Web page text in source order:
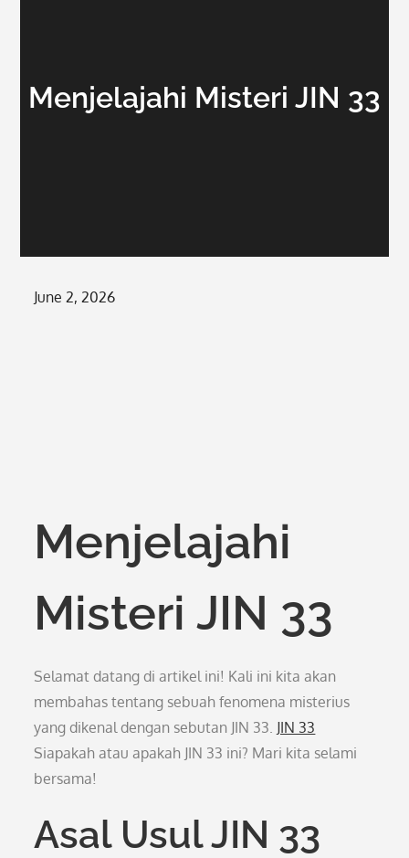
Menjelajahi Misteri JIN 33
Posted
June 2, 2026
Menjelajahi
Misteri JIN 33
Selamat datang di artikel ini! Kali ini kita akan
membahas tentang sebuah fenomena misterius
yang dikenal dengan sebutan JIN 33. JIN 33
Siapakah atau apakah JIN 33 ini? Mari kita selami
bersama!
Asal Usul JIN 33